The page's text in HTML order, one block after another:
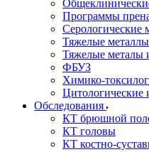
Программы
Серологические
Тяжелые
Тяжелые металы
ФБУЗ
Химико-
Цитологические
Обследования
КТ брюшной
КТ головы
КТ костно-